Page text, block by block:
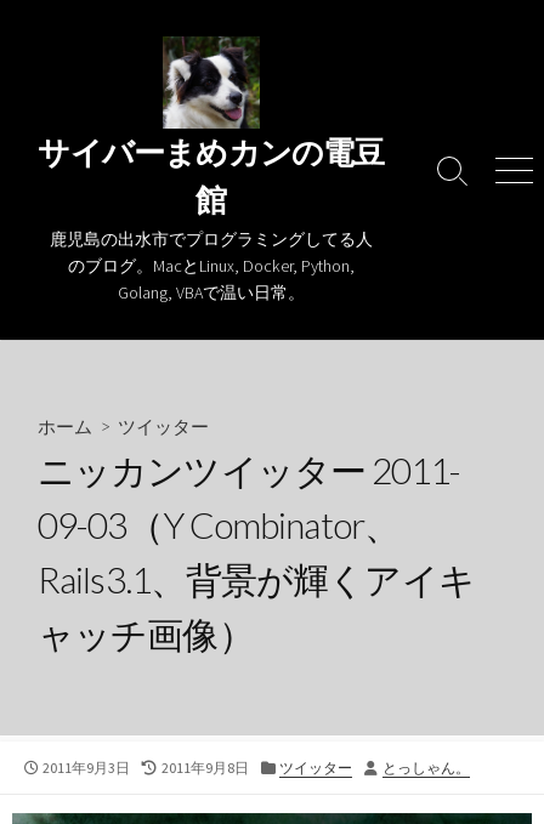
サイバーまめカンの電豆
館
鹿児島の出水市でプログラミングしてる人
のブログ。MacとLinux, Docker, Python,
Golang, VBAで温い日常。
検
メ
ホーム > ツイッター
ニッカンツイッター 2011-
09-03（Y Combinator、
Rails3.1、背景が輝くアイキ
ャッチ画像）
公
日
2011年9月3日
最
更
2011年9月8日
カ
ゴ
ツイッター
投
者
とっしゃん。